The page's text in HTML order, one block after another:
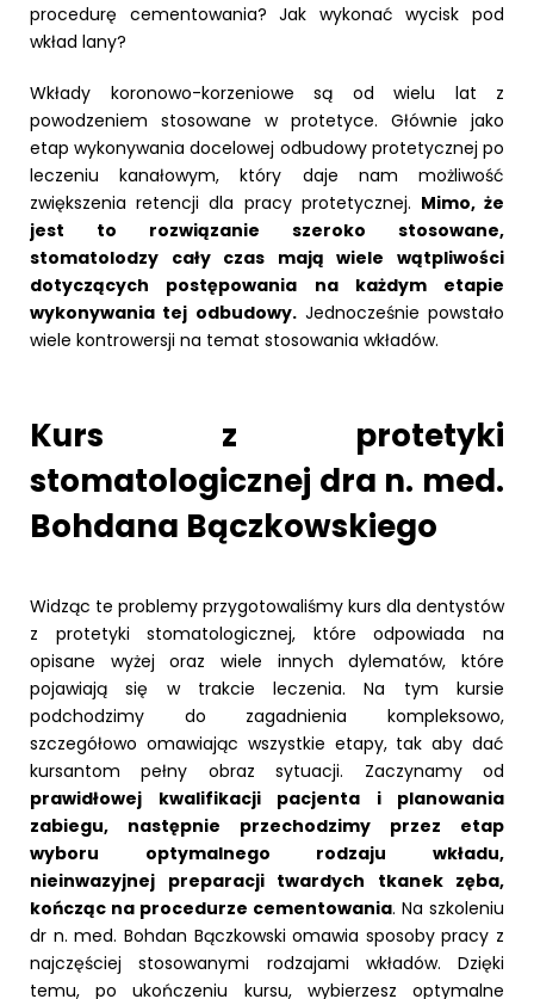
procedurę cementowania? Jak wykonać wycisk pod
wkład lany?
Wkłady koronowo-korzeniowe są od wielu lat z
powodzeniem stosowane w protetyce. Głównie jako
etap wykonywania docelowej odbudowy protetycznej po
leczeniu kanałowym, który daje nam możliwość
zwiększenia retencji dla pracy protetycznej. Mimo, że
jest to rozwiązanie szeroko stosowane,
stomatolodzy cały czas mają wiele wątpliwości
dotyczących postępowania na każdym etapie
wykonywania tej odbudowy.Jednocześnie powstało
wiele kontrowersji na temat stosowania wkładów.
Kurs z protetyki
stomatologicznej dra n. med.
Bohdana Bączkowskiego
Widząc te problemy przygotowaliśmy kurs dla dentystów
z protetyki stomatologicznej, które odpowiada na
opisane wyżej oraz wiele innych dylematów, które
pojawiają się w trakcie leczenia. Na tym kursie
podchodzimy do zagadnienia kompleksowo,
szczegółowo omawiając wszystkie etapy, tak aby dać
kursantom pełny obraz sytuacji. Zaczynamy od
prawidłowej kwalifikacji pacjenta i planowania
zabiegu, następnie przechodzimy przez etap
wyboru optymalnego rodzaju wkładu,
nieinwazyjnej preparacji twardych tkanek zęba,
kończąc na procedurze cementowania. Na szkoleniu
dr n. med. Bohdan Bączkowski omawia sposoby pracy z
najczęściej stosowanymi rodzajami wkładów. Dzięki
temu, po ukończeniu kursu, wybierzesz optymalne